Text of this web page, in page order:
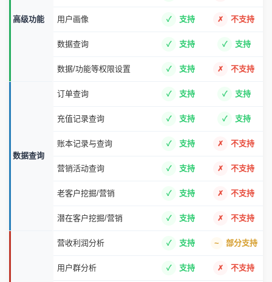
高级功能 用户画像 支持 不支持
数据查询 支持 支持
数据/功能等权限设置 支持 不支持
数据查询
订单查询 支持 支持
充值记录查询 支持 支持
账本记录与查询 支持 不支持
营销活动查询 支持 不支持
老客户挖掘/营销 支持 不支持
潜在客户挖掘/营销 支持 不支持
营收利润分析 支持 部分支持
用户群分析 支持 不支持